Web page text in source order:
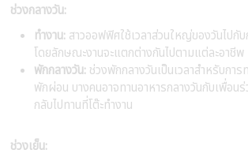
ช่วงกลางวัน:
ทำงาน: สาวออฟฟิศใช้เวลาส่วนใหญ่ของวันไปกั
โดยลักษณะงานจะแตกต่างกันไปตามแต่ละอาชีพ
พักกลางวัน: ช่วงพักกลางวันเป็นเวลาสำหรับกา
พักผ่อน บางคนอาจทานอาหารกลางวันกับเพื่อน
กลับไปทานที่โต๊ะทำงาน
ช่วงเย็น: